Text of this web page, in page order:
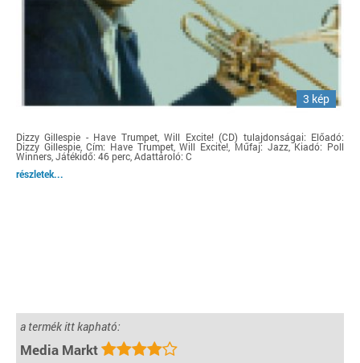
3 kép
Dizzy Gillespie - Have Trumpet, Will Excite! (CD) tulajdonságai: Előadó:
Dizzy Gillespie, Cím: Have Trumpet, Will Excite!, Műfaj: Jazz, Kiadó: Poll
Winners, Játékidő: 46 perc, Adattároló: C
részletek...
a termék itt kapható:
Media Markt